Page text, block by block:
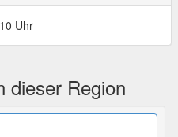
Uhr
dieser Region